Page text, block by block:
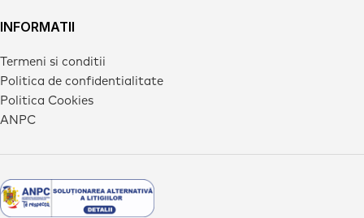
INFORMATII
Termeni si conditii
Politica de confidentialitate
Politica Cookies
ANPC